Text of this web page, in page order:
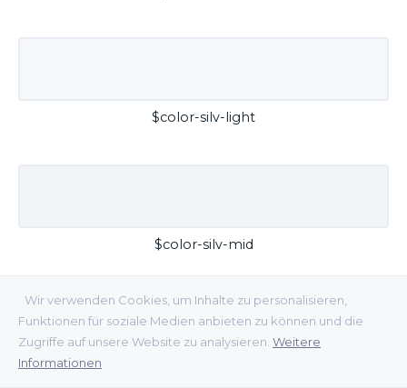
Wir verwenden Cookies, um Inhalte zu personalisieren,
Funktionen für soziale Medien anbieten zu können und die
Zugriffe auf unsere Website zu analysieren. Weitere
Informationen
$color-silv-light
$color-silv-mid